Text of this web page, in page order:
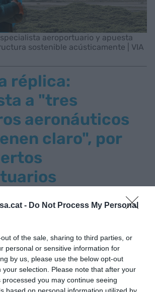
- Do Not Process My Personal
of the sale, sharing to third parties, or
personal or sensitive information for
by us, please use the below opt-out
your selection. Please note that after your
you may continue seeing
aeroportuario y apuesta
sostenible acústicamente | VIA
réplica:
a "tres
aeronáuticos
claro", por